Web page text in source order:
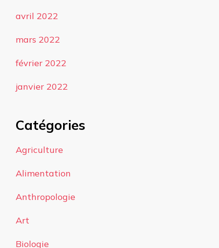
avril 2022
mars 2022
février 2022
janvier 2022
Catégories
Agriculture
Alimentation
Anthropologie
Art
Biologie